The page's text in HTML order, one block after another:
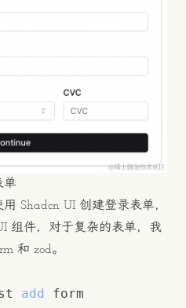
单
Shadcn UI 创建登录表单，
组件，对于复杂的表单，我
和 zod。
add